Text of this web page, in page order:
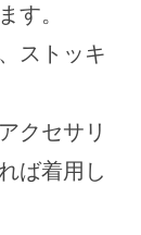
す。
ストッキ
クセサリ
ば着用し